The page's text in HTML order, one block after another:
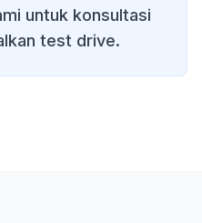
untuk konsultasi
test drive.